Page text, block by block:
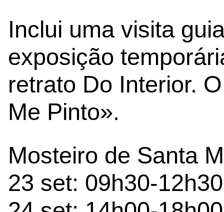
Inclui uma visita
exposição
retrato Do Interior.
Me Pinto».
Mosteiro de Santa
23 set: 09h30-